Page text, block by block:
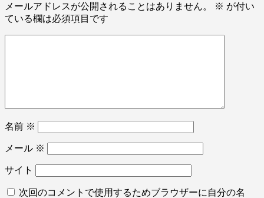
メールアドレスが公開されることはありません。 ※ が付い
ている欄は必須項目です
名前 ※
メール ※
サイト
次回のコメントで使用するためブラウザーに自分の名